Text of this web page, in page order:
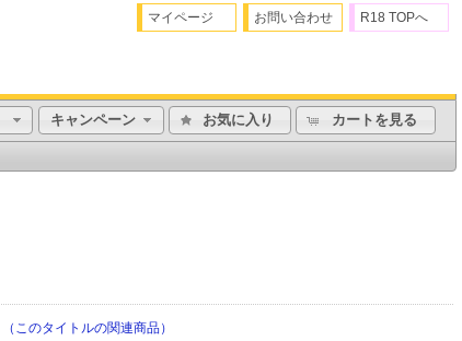
マイページ お問い合わせ R18 TOPへ
キャンペーン お気に入り カートを見る
（このタイトルの関連商品）